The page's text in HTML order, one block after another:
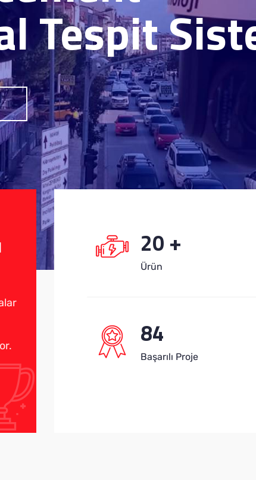
20 +
Ürün
84
Başarılı Proje